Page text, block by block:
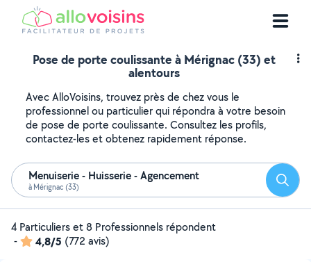
Pose de porte coulissante à Mérignac (33) et
alentours
Avec AlloVoisins, trouvez près de chez vous le
professionnel ou particulier qui répondra à votre besoin
de pose de porte coulissante. Consultez les profils,
contactez-les et obtenez rapidement réponse.
Menuiserie - Huisserie - Agencement
à Mérignac (33)
4 Particuliers et 8 Professionnels répondent
-
4,8/5 (772 avis)